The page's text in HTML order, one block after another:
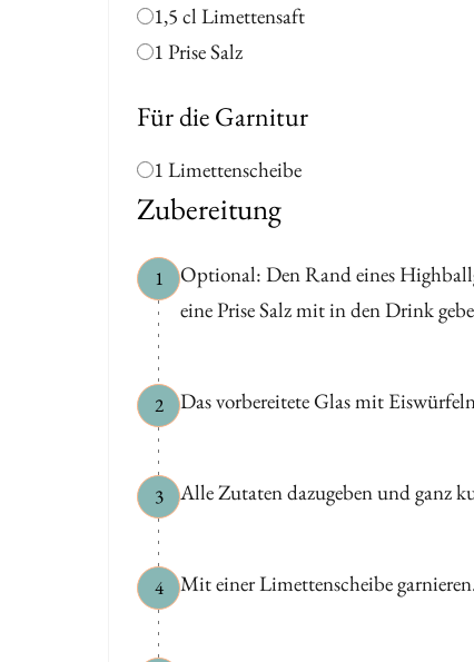
1,5 cl Limettensaft
1 Prise Salz
Für die Garnitur
1 Limettenscheibe
Zubereitung
1
Optional: Den Rand eines
eine Prise Salz mit in den Drink
2 Das vorbereitete Glas mit
3 Alle Zutaten dazugeben und ganz
4 Mit einer Limettenscheibe